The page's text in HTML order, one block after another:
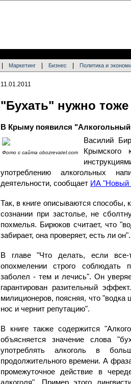
Маркетинг Бизнес Политика и
11.01.2011
"Бухать" нужно
В Крыму появился
Фото с сайта obozrevatel.com
Василий
Крымского
употреблению алкогольных
деятельности, сообщает ИА "Новый
Так, в книге описываются способы,
сознании при застолье, не
похмелья. Бирюков считает, что
забирает, она проверяет, есть ли он".
В главе "Что делать, если все-
опохмелении строго соблюдать
заболел - тем и лечись". Он
гарантирован разительный
милиционеров, поясняя, что "водка
нос и чернит репутацию".
В книге также содержится
объясняется значение слова
употреблять алкоголь в
продолжительного времени. А
промежуточное действие в